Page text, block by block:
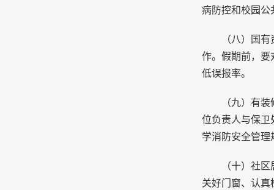
病防控和校园
（八）国
作。假期前，
低误报率。
（九）有
位负责人与保卫
学消防安全管
（十）社
关好门窗、认